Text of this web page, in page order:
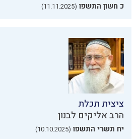
כ חשון התשפו (11.11.2025)
ציצית תכלת
הרב אליקים לבנון
יח תשרי התשפו (10.10.2025)